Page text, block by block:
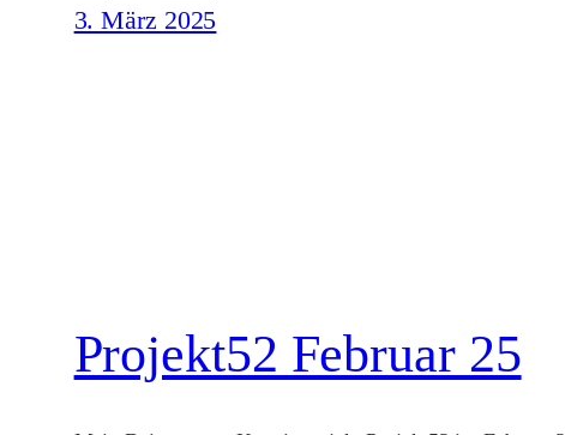
3. März 2025
Projekt52 Februar 25